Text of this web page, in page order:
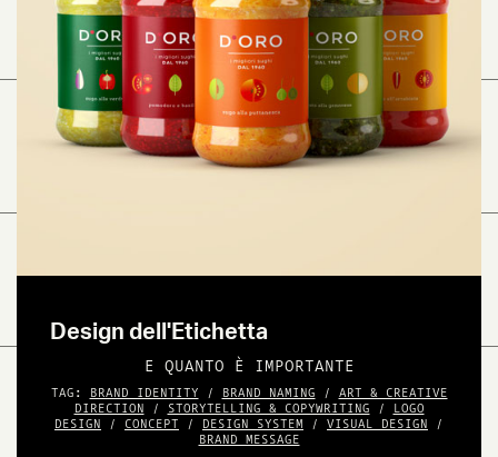
Design dell'Etichetta
E QUANTO È IMPORTANTE
TAG: BRAND IDENTITY / BRAND NAMING / ART & CREATIVE
DIRECTION / STORYTELLING & COPYWRITING /
LOGO
DESIGN / CONCEPT / DESIGN SYSTEM / VISUAL DESIGN /
BRAND MESSAGE